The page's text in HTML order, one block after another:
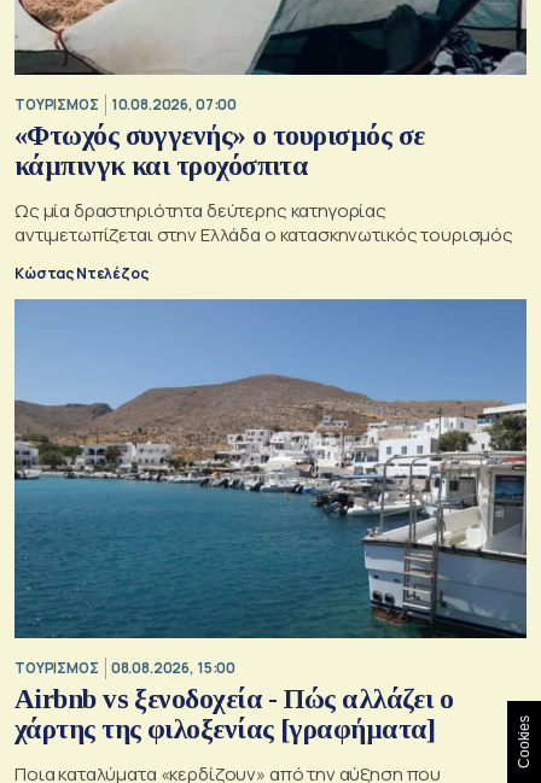
ΤΟΥΡΙΣΜΟΣ 10.08.2026, 07:00
«Φτωχός συγγενής» ο τουρισμός σε
κάμπινγκ και τροχόσπιτα
Ως μία δραστηριότητα δεύτερης κατηγορίας
αντιμετωπίζεται στην Ελλάδα ο κατασκηνωτικός τουρισμός
Κώστας Ντελέζος
ΤΟΥΡΙΣΜΟΣ 08.08.2026, 15:00
Airbnb vs ξενοδοχεία - Πώς αλλάζει ο
χάρτης της φιλοξενίας [γραφήματα]
Ποια καταλύματα «κερδίζουν» από την αύξηση που
Cookies